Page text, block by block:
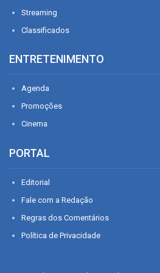
Streaming
Classificados
ENTRETENIMENTO
Agenda
Promoções
Cinema
PORTAL
Editorial
Fale com a Redação
Regras dos Comentários
Política de Privacidade